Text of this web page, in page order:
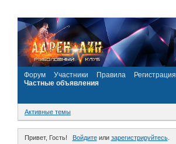
Форум Участники Правила Регистрация
Частные объявления
Активные темы
Привет, Гость! Войдитеили зарегистрируйтесь.